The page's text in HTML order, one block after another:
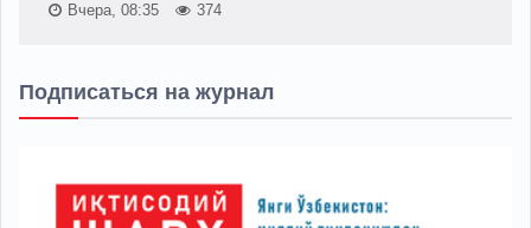
Вчера, 08:35 374
Подписаться на журнал